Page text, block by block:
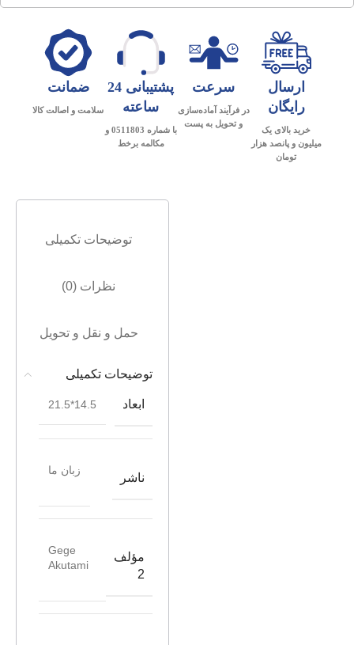
ارسال
رایگان
خرید بالای یک
میلیون و پانصد هزار
تومان
سرعت
در فرآیند آماده‌سازی
و تحویل به پست
پشتیبانی 24
ساعته
با شماره 0511803 و
مکالمه برخط
ضمانت
سلامت و اصالت کالا
توضیحات تکمیلی
نظرات (0)
حمل و نقل و تحویل
توضیحات تکمیلی
ابعاد 14.5*21.5
ناشر
زبان ما
مؤلف
2
Gege
Akutami